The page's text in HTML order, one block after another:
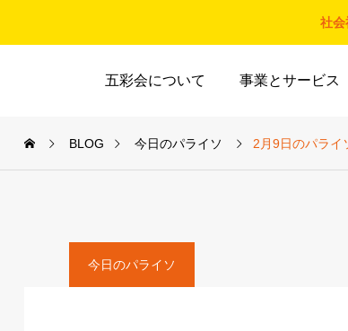
社会
五彩会について 事業とサービス
BLOG 今日のパライソ 2月9日のパライ
今日のパライソ